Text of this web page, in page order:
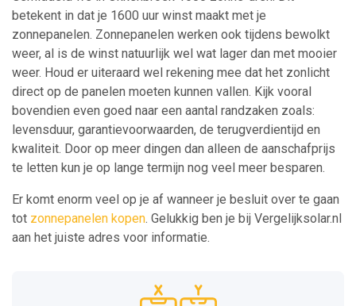
betekent in dat je 1600 uur winst maakt met je
zonnepanelen. Zonnepanelen werken ook tijdens bewolkt
weer, al is de winst natuurlijk wel wat lager dan met mooier
weer. Houd er uiteraard wel rekening mee dat het zonlicht
direct op de panelen moeten kunnen vallen. Kijk vooral
bovendien even goed naar een aantal randzaken zoals:
levensduur, garantievoorwaarden, de terugverdientijd en
kwaliteit. Door op meer dingen dan alleen de aanschafprijs
te letten kun je op lange termijn nog veel meer besparen.
Er komt enorm veel op je af wanneer je besluit over te gaan
tot zonnepanelen kopen. Gelukkig ben je bij Vergelijksolar.nl
aan het juiste adres voor informatie.